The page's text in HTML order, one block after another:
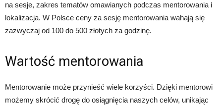
na sesje, zakres tematów omawianych podczas mentorowania i
lokalizacja. W Polsce ceny za sesję mentorowania wahają się
zazwyczaj od 100 do 500 złotych za godzinę.
Wartość mentorowania
Mentorowanie może przynieść wiele korzyści. Dzięki mentorowi
możemy skrócić drogę do osiągnięcia naszych celów, unikając